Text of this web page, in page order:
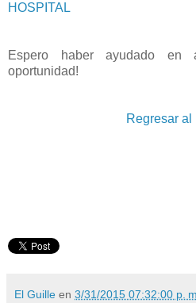
HOSPITAL
Espero haber ayudado en
oportunidad!
Regresar al
El Guille en 3/31/2015 07:32:00 p.